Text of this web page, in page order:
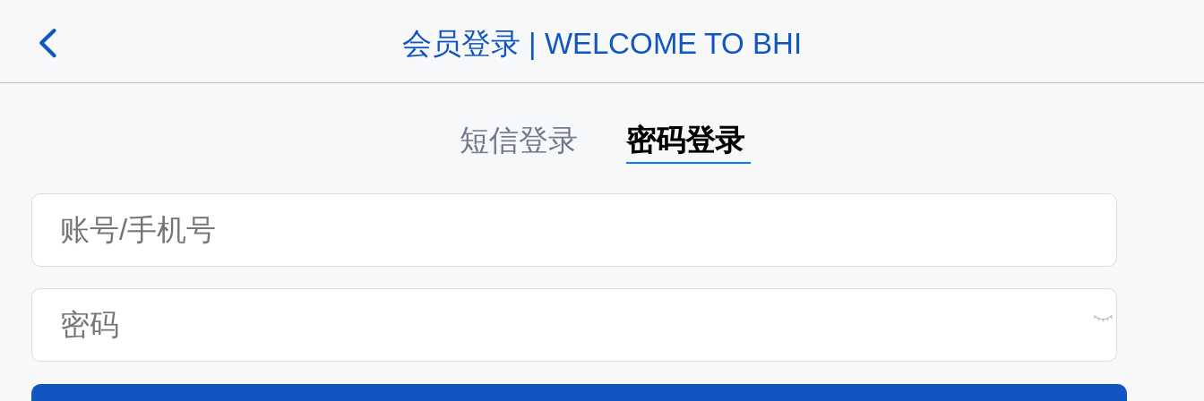
会员登录 | WELCOME TO BHI
短信登录 密码登录